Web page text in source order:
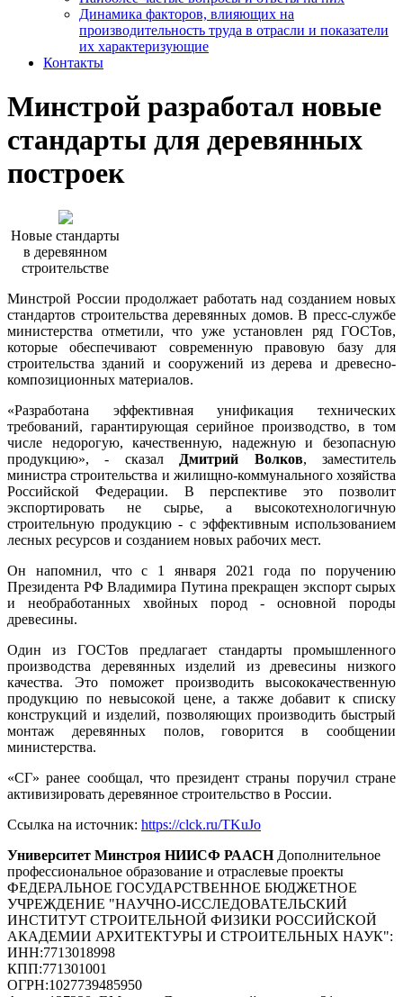
Динамика факторов, влияющих на
производительность труда в отрасли и показатели
их характеризующие
Контакты
Минстрой разработал новые
стандарты для деревянных
построек
Новые стандарты
в деревянном
строительстве
Минстрой России продолжает работать над созданием новых
стандартов строительства деревянных домов. В пресс-службе
министерства отметили, что уже установлен ряд ГОСТов,
которые обеспечивают современную правовую базу для
строительства зданий и сооружений из дерева и древесно-
композиционных материалов.
«Разработана эффективная унификация технических
требований, гарантирующая серийное производство, в том
числе недорогую, качественную, надежную и безопасную
продукцию», - сказал
Дмитрий Волков, заместитель
министра строительства и жилищно-коммунального хозяйства
Российской Федерации. В перспективе это позволит
экспортировать не сырье, а высокотехнологичную
строительную продукцию - с эффективным использованием
лесных ресурсов и созданием новых рабочих мест.
Он напомнил, что с 1 января 2021 года по поручению
Президента РФ Владимира Путина прекращен экспорт сырых
и необработанных хвойных пород - основной породы
древесины.
Один из ГОСТов предлагает стандарты промышленного
производства деревянных изделий из древесины низкого
качества. Это поможет производить высококачественную
продукцию по невысокой цене, а также добавит к списку
конструкций и изделий, позволяющих производить быстрый
монтаж деревянных полов, говорится в сообщении
министерства.
«СГ» ранее сообщал, что президент страны поручил стране
активизировать деревянное строительство в России.
Ссылка на источник: https://clck.ru/TKuJo
Университет Минстроя НИИСФ РААСН Дополнительное
профессиональное образование и отраслевые проекты
ФЕДЕРАЛЬНОЕ ГОСУДАРСТВЕННОЕ БЮДЖЕТНОЕ
УЧРЕЖДЕНИЕ "НАУЧНО-ИССЛЕДОВАТЕЛЬСКИЙ
ИНСТИТУТ СТРОИТЕЛЬНОЙ ФИЗИКИ РОССИЙСКОЙ
АКАДЕМИИ АРХИТЕКТУРЫ И СТРОИТЕЛЬНЫХ НАУК":
ИНН:7713018998
КПП:771301001
ОГРН:1027739485950